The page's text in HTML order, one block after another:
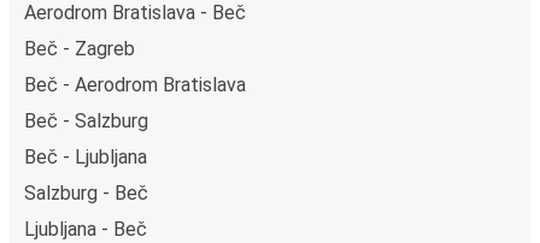
Aerodrom Bratislava - Beč
Beč - Zagreb
Beč - Aerodrom Bratislava
Beč - Salzburg
Beč - Ljubljana
Salzburg - Beč
Ljubljana - Beč